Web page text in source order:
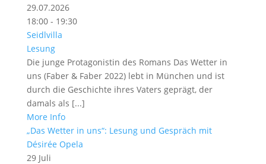
29.07.2026
18:00 - 19:30
Seidlvilla
Lesung
Die junge Protagonistin des Romans Das Wetter in
uns (Faber & Faber 2022) lebt in München und ist
durch die Geschichte ihres Vaters geprägt, der
damals als [...]
More Info
„Das Wetter in uns“: Lesung und Gespräch mit
Désirée Opela
29 Juli